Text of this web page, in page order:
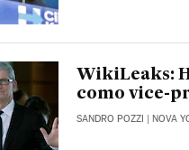
WikiLeaks:
como vice-
SANDRO POZZI | NOVA